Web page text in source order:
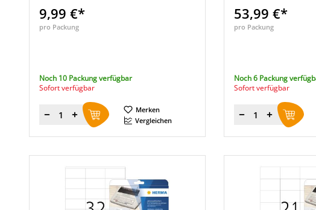
9,99 €*
pro Packung
Noch 10 Packung verfügbar
Sofort verfügbar
Menge
Merken
Vergleichen
53,99 €*
pro Packung
Noch 6 Packung
Sofort verfügbar
Menge